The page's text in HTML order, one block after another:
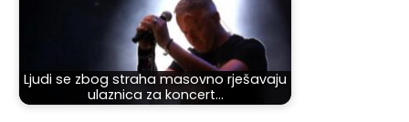
Ljudi se zbog straha masovno rješavaju
ulaznica za koncert…